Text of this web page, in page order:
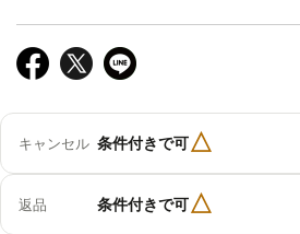
キャンセル 条件付きで可△
返品 条件付きで可△